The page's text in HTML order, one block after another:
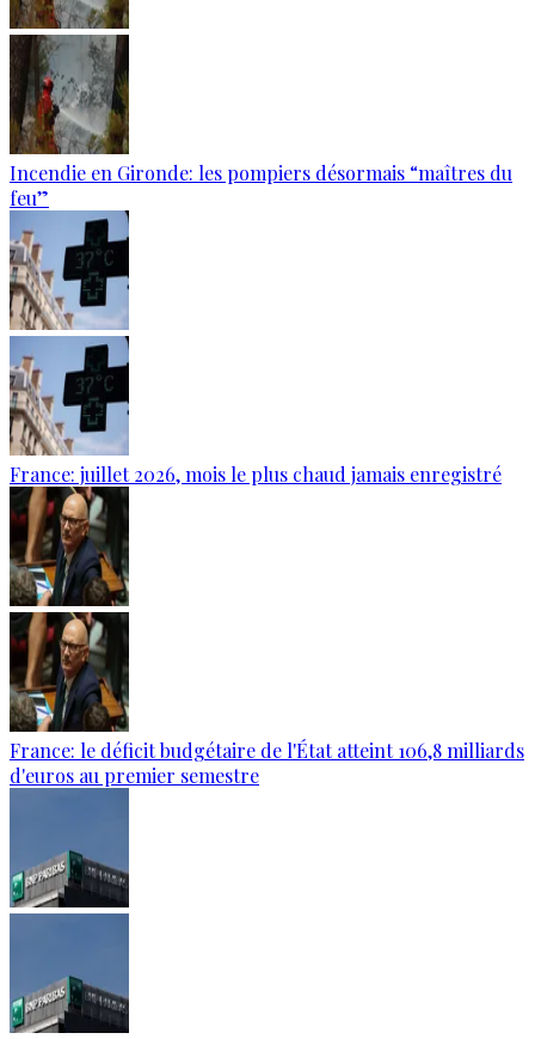
Incendie en Gironde: les pompiers désormais “maîtres du
feu”
France: juillet 2026, mois le plus chaud jamais enregistré
France: le déficit budgétaire de l'État atteint 106,8 milliards
d'euros au premier semestre